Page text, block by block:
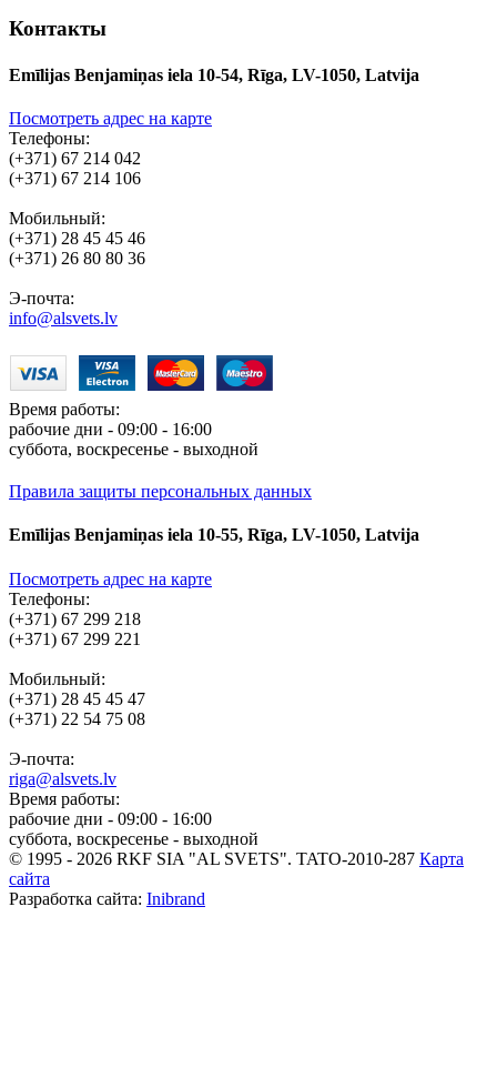
Контакты
Emīlijas Benjamiņas iela 10-54, Rīga, LV-1050, Latvija
Посмотреть адрес на карте
Телефоны:
(+371) 67 214 042
(+371) 67 214 106
Мобильный:
(+371) 28 45 45 46
(+371) 26 80 80 36
Э-почта:
info@alsvets.lv
Время работы:
рабочие дни - 09:00 - 16:00
суббота, воскресенье - выходной
Правила защиты персональных данных
Emīlijas Benjamiņas iela 10-55, Rīga, LV-1050, Latvija
Посмотреть адрес на карте
Телефоны:
(+371) 67 299 218
(+371) 67 299 221
Мобильный:
(+371) 28 45 45 47
(+371) 22 54 75 08
Э-почта:
riga@alsvets.lv
Время работы:
рабочие дни - 09:00 - 16:00
суббота, воскресенье - выходной
© 1995 - 2026 RKF SIA "AL SVETS". TATO-2010-287 Карта
сайта
Разработка сайта: Inibrand